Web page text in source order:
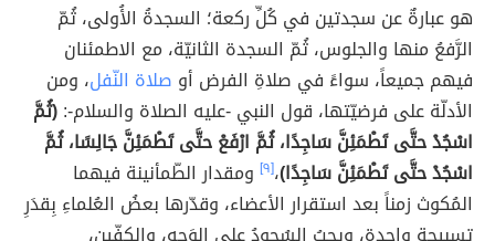
هو عبارةٌ عن سجدتين في كُلِّ ركعة؛ السجدةُ الأُولى، ثُمّ
الرَّفعُ منها والجلوس، ثُمّ السجدة الثانيّة، مع الاطمئنان
فيهم جميعاً، سواءً في صلاةِ الفرض أو صلاة النّفل، ومن
الأدلّة على فرضيّتها، قول النبي -عليه الصلاة والسلام-:(ثُمَّ
اسْجُدْ حتَّى تَطْمَئِنَّ سَاجِدًا، ثُمَّ ارْفَعْ حتَّى تَطْمَئِنَّ جَالِسًا، ثُمَّ
اسْجُدْ حتَّى تَطْمَئِنَّ سَاجِدًا)،[٩]
ومقدار الطّمأنينة فيهما
المُكوث زمناً بعد استقرار الأعضاء، وقدّرها بعضُ العُلماءِ بِقدَرِ